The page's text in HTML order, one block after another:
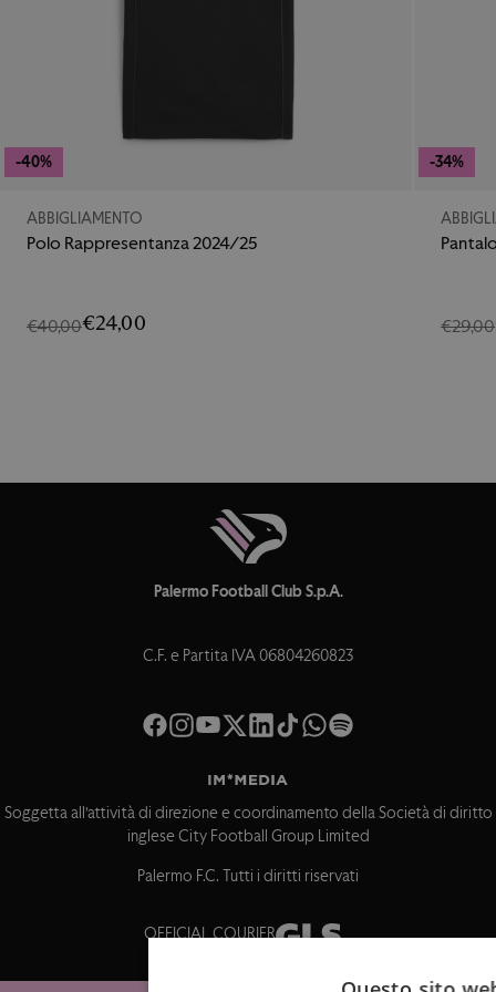
-40%
ABBIGLIAMENTO
Polo Rappresentanza 2024/25
€40,00€24,00
-34%
€29,00
Palermo Football Club S.p.A.
C.F. e Partita IVA 06804260823
Soggetta all’attività di direzione e coordinamento della Società di diritto
inglese City Football Group Limited
Palermo F.C. Tutti i diritti riservati
OFFICIAL COURIER